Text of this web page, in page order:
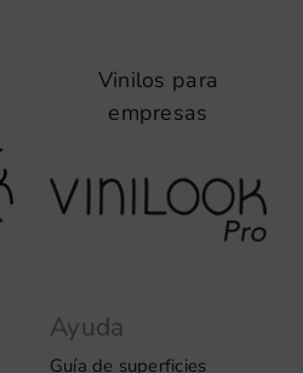
Ayuda
Guía de superficies
Vinilos para
empresas